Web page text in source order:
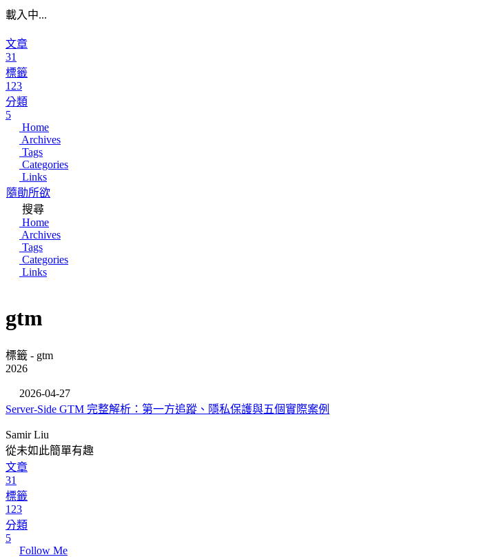
載入中...
文章
31
標籤
123
分類
5
Home
Archives
Tags
Categories
Links
隨勛所欲
搜尋
Home
Archives
Tags
Categories
Links
gtm
標籤 - gtm
2026
2026-04-27
Server-Side GTM 完整解析：第一方追蹤、隱私保護與五個實際案例
Samir Liu
從未如此簡單有趣
文章
31
標籤
123
分類
5
Follow Me